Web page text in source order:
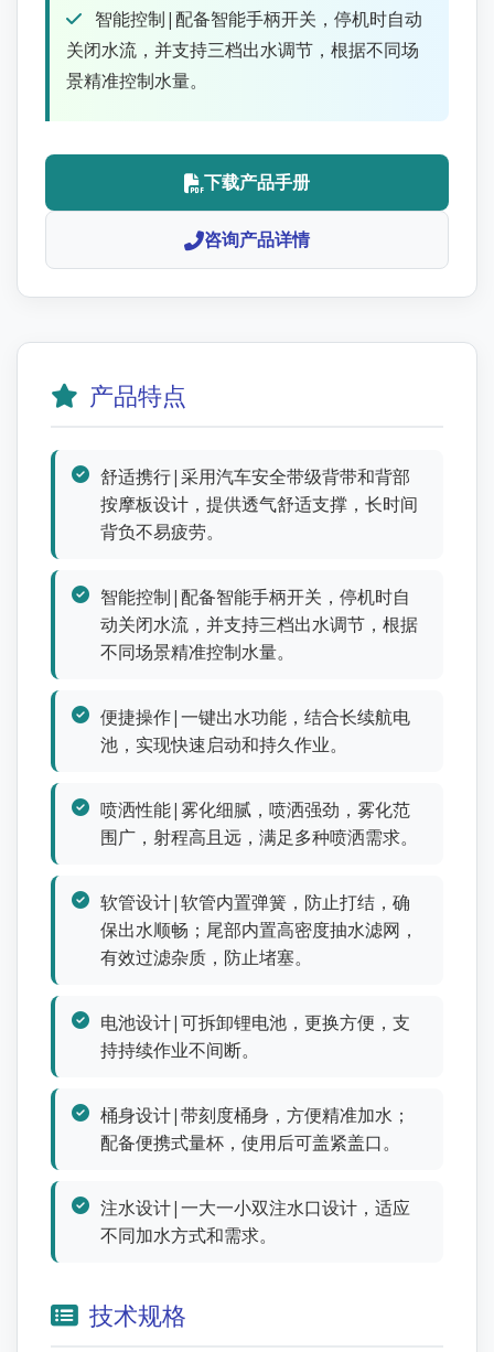
智能控制|配备智能手柄开关，停机时自动
关闭水流，并支持三档出水调节，根据不同场
景精准控制水量。
下载产品手册
咨询产品详情
产品特点
舒适携行|采用汽车安全带级背带和背部
按摩板设计，提供透气舒适支撑，长时间
背负不易疲劳。
智能控制|配备智能手柄开关，停机时自
动关闭水流，并支持三档出水调节，根据
不同场景精准控制水量。
便捷操作|一键出水功能，结合长续航电
池，实现快速启动和持久作业。
喷洒性能|雾化细腻，喷洒强劲，雾化范
围广，射程高且远，满足多种喷洒需求。
软管设计|软管内置弹簧，防止打结，确
保出水顺畅；尾部内置高密度抽水滤网，
有效过滤杂质，防止堵塞。
电池设计|可拆卸锂电池，更换方便，支
持持续作业不间断。
桶身设计|带刻度桶身，方便精准加水；
配备便携式量杯，使用后可盖紧盖口。
注水设计|一大一小双注水口设计，适应
不同加水方式和需求。
技术规格